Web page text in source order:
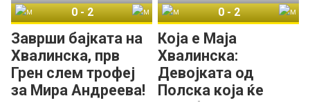
Заврши бајката на
Хвалинска, прв
Грен слем трофеј
за Мира Андреева!
0-2
Која е Маја
Хвалинска:
Девојката од
Полска која ќе
0-2